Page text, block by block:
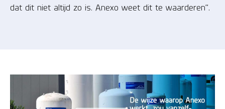
dat dit niet altijd zo is. Anexo weet dit te waarderen”.